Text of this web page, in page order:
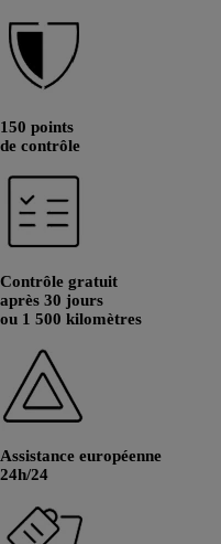
150 points
de contrôle
Contrôle gratuit
après 30 jours
ou 1 500 kilomètres
Assistance européenne
24h/24